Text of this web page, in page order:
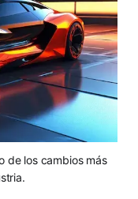
de los cambios más